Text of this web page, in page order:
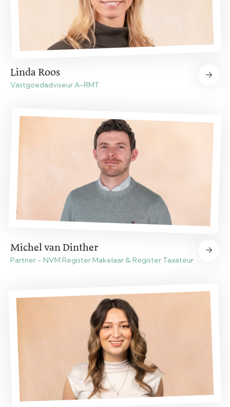
Linda Roos
Vastgoedadviseur A-RMT
Michel van Dinther
Partner - NVM Register Makelaar & Register Taxateur